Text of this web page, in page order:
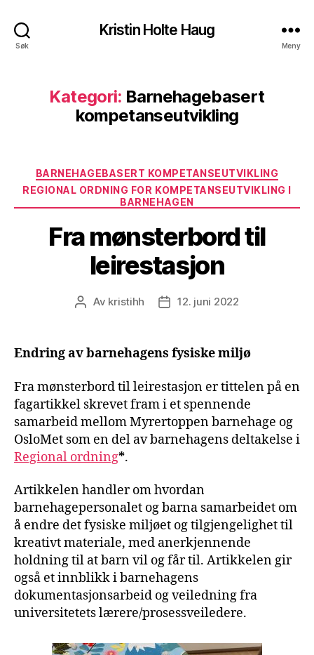
Søk
Kristin Holte Haug
Meny
Kategori: Barnehagebasert
kompetanseutvikling
Kategorier
BARNEHAGEBASERT KOMPETANSEUTVIKLING
REGIONAL ORDNING FOR KOMPETANSEUTVIKLING I
BARNEHAGEN
Fra mønsterbord til
leirestasjon
Innleggsforfatter
Av kristihh Publiseringsdato
12. juni 2022
Endring av barnehagens fysiske miljø
Fra mønsterbord til leirestasjon er tittelen på en
fagartikkel skrevet fram i et spennende
samarbeid mellom Myrertoppen barnehage og
OsloMet som en del av barnehagens deltakelse i
Regional ordning*.
Artikkelen handler om hvordan
barnehagepersonalet og barna samarbeidet om
å endre det fysiske miljøet og tilgjengelighet til
kreativt materiale, med anerkjennende
holdning til at barn vil og får til. Artikkelen gir
også et innblikk i barnehagens
dokumentasjonsarbeid og veiledning fra
universitetets lærere/prosessveiledere.